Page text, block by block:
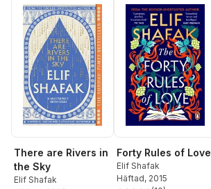
There are Rivers in
the Sky
Elif Shafak
Forty Rules of Love
Elif Shafak
Häftad, 2015